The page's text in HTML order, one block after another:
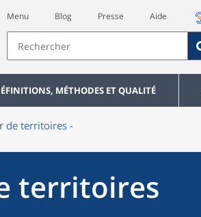
Menu Blog Presse Aide
MÉTHODES ET QUALITÉ
de territoires -
territoires